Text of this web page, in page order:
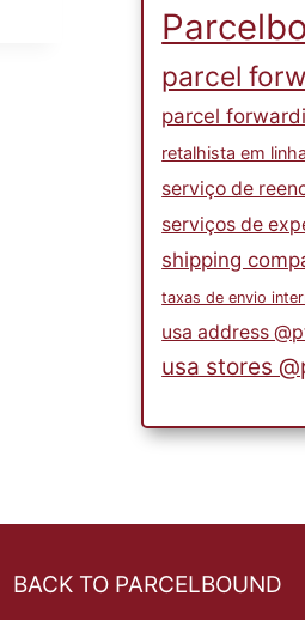
parcel
parcel
retalhista em linha
serviço de
serviços de
shipping
taxas de envio
usa address
usa stores
BACK TO PARCELBOUND